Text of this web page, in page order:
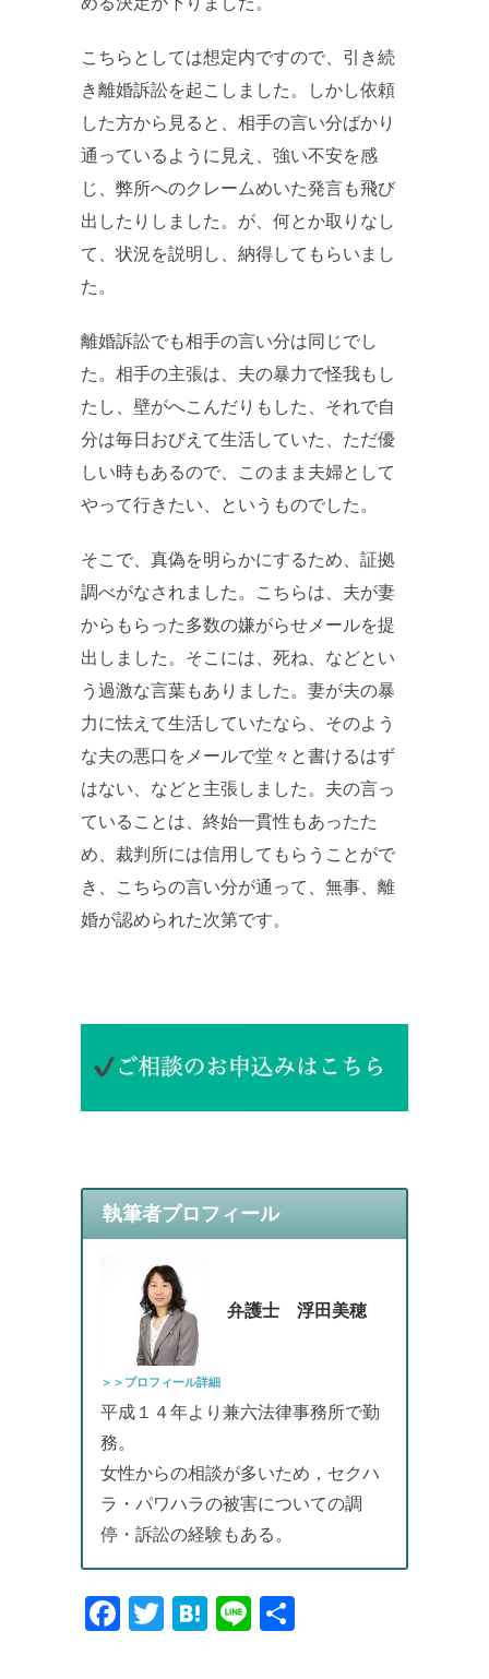
こちらとしては想定内ですので、引き続
き離婚訴訟を起こしました。しかし依頼
した方から見ると、相手の言い分ばかり
通っているように見え、強い不安を感
じ、弊所へのクレームめいた発言も飛び
出したりしました。が、何とか取りなし
て、状況を説明し、納得してもらいまし
た。
離婚訴訟でも相手の言い分は同じでし
た。相手の主張は、夫の暴力で怪我もし
たし、壁がへこんだりもした、それで自
分は毎日おびえて生活していた、ただ優
しい時もあるので、このまま夫婦として
やって行きたい、というものでした。
そこで、真偽を明らかにするため、証拠
調べがなされました。こちらは、夫が妻
からもらった多数の嫌がらせメールを提
出しました。そこには、死ね、などとい
う過激な言葉もありました。妻が夫の暴
力に怯えて生活していたなら、そのよう
な夫の悪口をメールで堂々と書けるはず
はない、などと主張しました。夫の言っ
ていることは、終始一貫性もあったた
め、裁判所には信用してもらうことがで
き、こちらの言い分が通って、無事、離
婚が認められた次第です。
執筆者プロフィール
弁護士 浮田美穂
＞＞プロフィール詳細
平成１４年より兼六法律事務所で勤
務。
女性からの相談が多いため，セクハ
ラ・パワハラの被害についての調
停・訴訟の経験もある。
Facebook
Twitter
Hatena
Line